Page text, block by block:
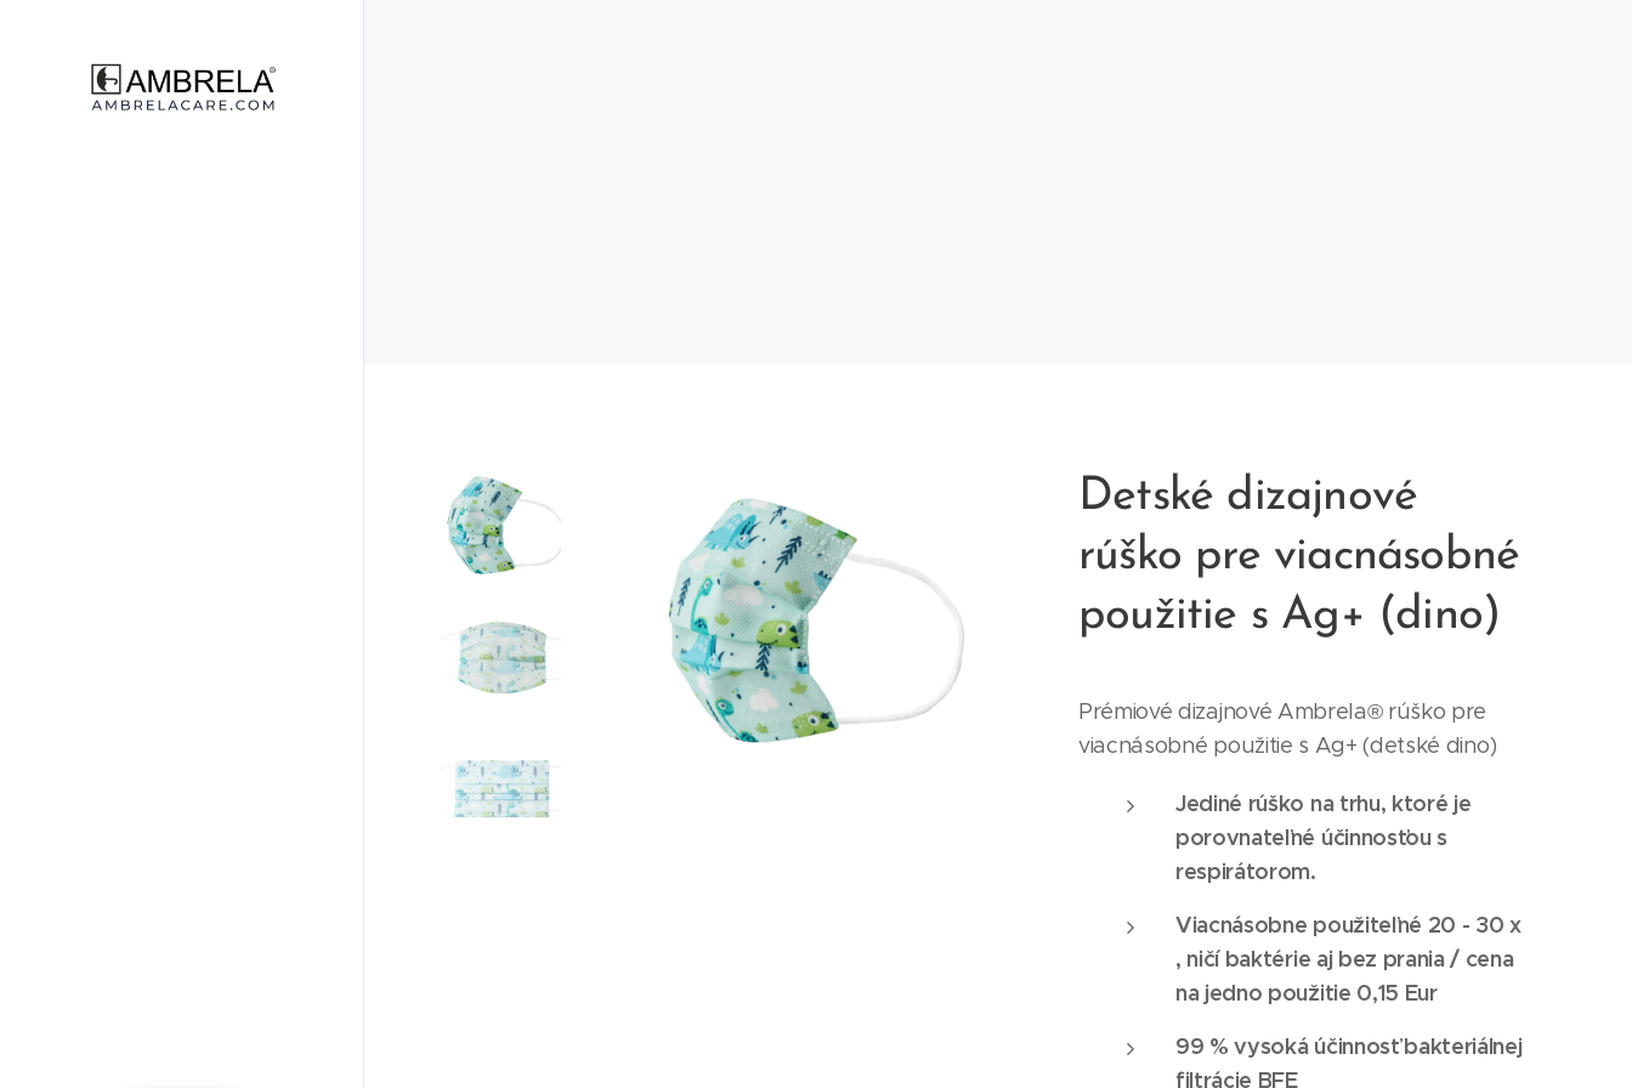
Detské dizajnové
rúško pre viacnásobné
použitie s Ag+ (dino)
Prémiové dizajnové Ambrela® rúško pre
viacnásobné použitie s Ag+ (detské dino)
Jediné rúško na trhu, ktoré je
porovnateľné účinnosťou s
respirátorom.
Viacnásobne použiteľné 20 - 30 x
, ničí baktérie aj bez prania / cena
na jedno použitie 0,15 Eur
99 % vysoká účinnosť bakteriálnej
filtrácie BFE